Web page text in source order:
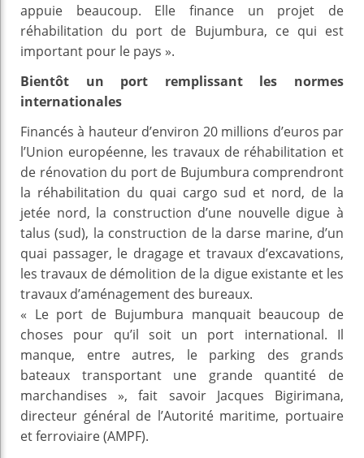
appuie beaucoup. Elle finance un projet de
réhabilitation du port de Bujumbura, ce qui est
important pour le pays ».
Bientôt un port remplissant les normes
internationales
Financés à hauteur d’environ 20 millions d’euros par
l’Union européenne, les travaux de réhabilitation et
de rénovation du port de Bujumbura comprendront
la réhabilitation du quai cargo sud et nord, de la
jetée nord, la construction d’une nouvelle digue à
talus (sud), la construction de la darse marine, d’un
quai passager, le dragage et travaux d’excavations,
les travaux de démolition de la digue existante et les
travaux d’aménagement des bureaux.
« Le port de Bujumbura manquait beaucoup de
choses pour qu’il soit un port international. Il
manque, entre autres, le parking des grands
bateaux transportant une grande quantité de
marchandises », fait savoir Jacques Bigirimana,
directeur général de l’Autorité maritime, portuaire
et ferroviaire (AMPF).